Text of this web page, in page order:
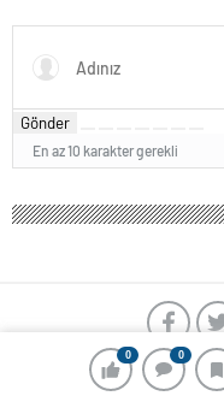
0 0
Gönder
En az 10 karakter gerekli
yangın algılama sistemleri